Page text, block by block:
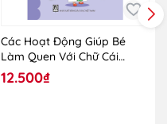
Các Hoạt Động Giúp Bé
Làm Quen Với Chữ Cái
(Dành Cho Trẻ Lớp Mẫu
Giáo Ghép)
12.500₫